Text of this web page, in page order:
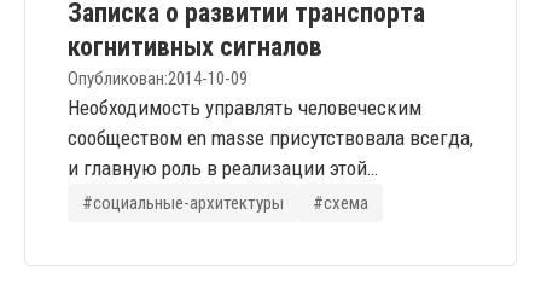
базовые законы кибернетики и...
Записка о развитии транспорта
когнитивных сигналов
Опубликован:2014-10-09
Необходимость управлять человеческим
сообществом en masse присутствовала всегда,
и главную роль в реализации этой
необходимости играли рефлексивные
начиная с конструирования и трансляции
#социальные-архитектуры #схема